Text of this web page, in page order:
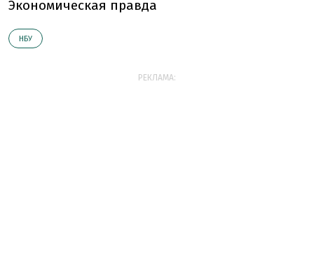
Экономическая правда
НБУ
РЕКЛАМА: